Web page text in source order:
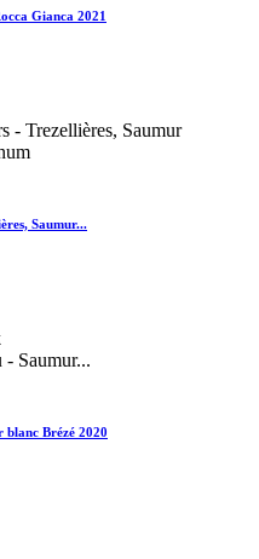
Gianca 2021
Saumur...
blanc Brézé 2020